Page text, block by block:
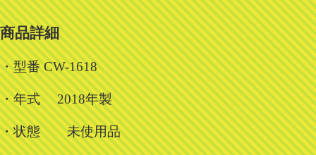
商品詳細
・型番 CW-1618
・年式 2018年製
・状態 未使用品